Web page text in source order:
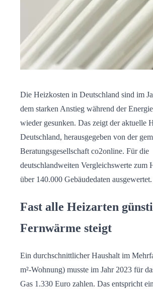
Die Heizkosten in Deutschland sind im
dem starken Anstieg während der
wieder gesunken. Das zeigt der aktuelle
Deutschland, herausgegeben von der
Beratungsgesellschaft co2online. Für die
deutschlandweiten Vergleichswerte zum
über 140.000 Gebäudedaten ausgewertet.
Fast alle Heizarten
Fernwärme steigt
Ein durchschnittlicher Haushalt im
m²-Wohnung) musste im Jahr 2023 für
Gas 1.330 Euro zahlen. Das entspricht